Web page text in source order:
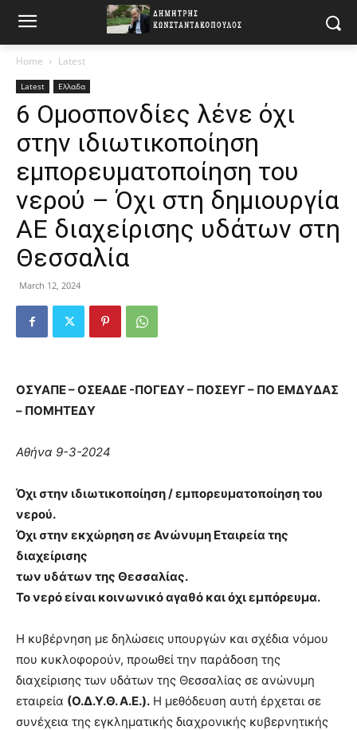
Home Latest
Latest Ελλαδα
6 Ομοσπονδίες λένε όχι
στην ιδιωτικοποίηση
εμπορευματοποίηση του
νερού – Όχι στη δημιουργία
ΑΕ διαχείρισης υδάτων στη
Θεσσαλία
March 12, 2024
ΟΣΥΑΠΕ – ΟΣΕΑΔΕ -ΠΟΓΕΔΥ – ΠΟΣΕΥΓ – ΠΟ ΕΜΔΥΔΑΣ
– ΠΟΜΗΤΕΔΥ
Αθήνα 9-3-2024
Όχι στην ιδιωτικοποίηση / εμπορευματοποίηση του
νερού.
Όχι στην εκχώρηση σε Ανώνυμη Εταιρεία της
διαχείρισης
των υδάτων της Θεσσαλίας.
Το νερό είναι κοινωνικό αγαθό και όχι εμπόρευμα.
Η κυβέρνηση με δηλώσεις υπουργών και σχέδια νόμου
που κυκλοφορούν, προωθεί την παράδοση της
διαχείρισης των υδάτων της Θεσσαλίας σε ανώνυμη
εταιρεία (Ο.Δ.Υ.Θ. Α.Ε.). Η μεθόδευση αυτή έρχεται σε
συνέχεια της εγκληματικής διαχρονικής κυβερνητικής